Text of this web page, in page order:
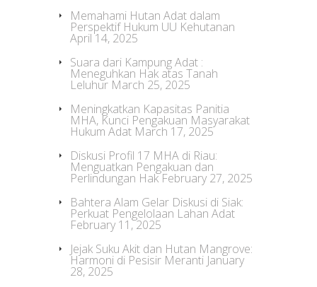
Memahami Hutan Adat dalam
Perspektif Hukum UU Kehutanan
April 14, 2025
Suara dari Kampung Adat :
Meneguhkan Hak atas Tanah
Leluhur March 25, 2025
Meningkatkan Kapasitas Panitia
MHA, Kunci Pengakuan Masyarakat
Hukum Adat March 17, 2025
Diskusi Profil 17 MHA di Riau:
Menguatkan Pengakuan dan
Perlindungan Hak February 27, 2025
Bahtera Alam Gelar Diskusi di Siak:
Perkuat Pengelolaan Lahan Adat
February 11, 2025
Jejak Suku Akit dan Hutan Mangrove:
Harmoni di Pesisir Meranti January
28, 2025